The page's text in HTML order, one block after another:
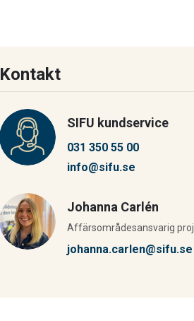
Kontakt
SIFU kundservice
031 350 55 00
info@sifu.se
Johanna Carlén
Affärsområdesansvarig
johanna.carlen@sifu.se